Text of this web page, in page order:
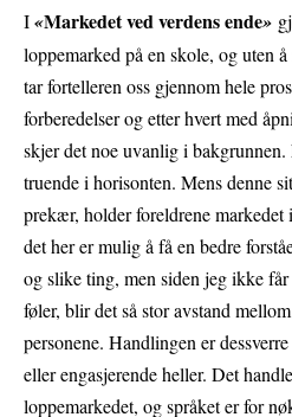
I«Markedet ved verdens ende»
loppemarked på en skole, og uten
tar fortelleren oss gjennom hele
forberedelser og etter hvert med
skjer det noe uvanlig i
truende i horisonten. Mens denne
prekær, holder foreldrene markedet
det her er mulig å få en bedre
og slike ting, men siden jeg ikke
føler, blir det så stor avstand
personene. Handlingen er
eller engasjerende heller. Det
loppemarkedet, og språket er for